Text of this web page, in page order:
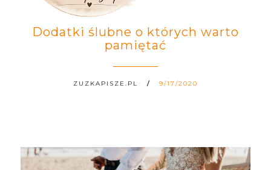
Dodatki ślubne o których warto
pamiętać
ZUZKAPISZE.PL 9/17/2020